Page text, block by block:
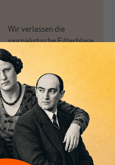
Wir verlassen die
journalistische Filterblase,
in der sich viele
eingerichtet haben. Wir
öffnen Fenster und
bringen frische Luft in die
engen und verstaubten
Debattenräume.
Brauchen Sie auch frische
Luft? Dann folgen Sie
einfach dem Button.